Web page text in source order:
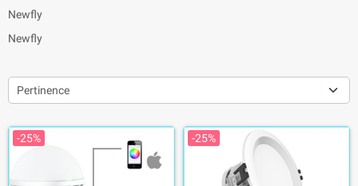
Newfly
Newfly
Pertinence
-25% -25%